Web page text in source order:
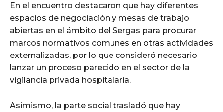
En el encuentro destacaron que hay diferentes
espacios de negociación y mesas de trabajo
abiertas en el ámbito del Sergas para procurar
marcos normativos comunes en otras actividades
externalizadas, por lo que consideró necesario
lanzar un proceso parecido en el sector de la
vigilancia privada hospitalaria.
Asimismo, la parte social trasladó que hay